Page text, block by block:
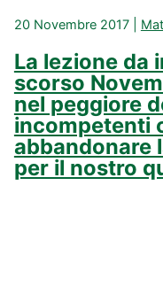
20 Novembre 2017
La lezione da
scorso
nel peggiore
incompetenti
abbandonare
per il nostro